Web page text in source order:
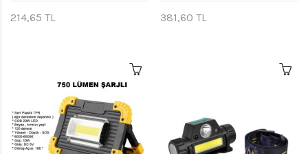
214,65 TL
381,60 TL